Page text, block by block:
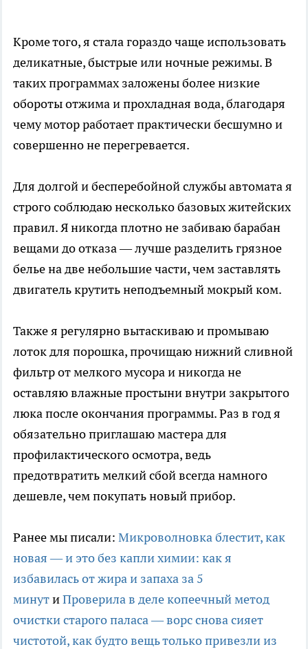
Кроме того, я стала гораздо чаще использовать
деликатные, быстрые или ночные режимы. В
таких программах заложены более низкие
обороты отжима и прохладная вода, благодаря
чему мотор работает практически бесшумно и
совершенно не перегревается.
Для долгой и бесперебойной службы автомата я
строго соблюдаю несколько базовых житейских
правил. Я никогда плотно не забиваю барабан
вещами до отказа — лучше разделить грязное
белье на две небольшие части, чем заставлять
двигатель крутить неподъемный мокрый ком.
Также я регулярно вытаскиваю и промываю
лоток для порошка, прочищаю нижний сливной
фильтр от мелкого мусора и никогда не
оставляю влажные простыни внутри закрытого
люка после окончания программы. Раз в год я
обязательно приглашаю мастера для
профилактического осмотра, ведь
предотвратить мелкий сбой всегда намного
дешевле, чем покупать новый прибор.
Ранее мы писали: Микроволновка блестит, как
новая — и это без капли химии: как я
избавилась от жира и запаха за 5
минутиПроверила в деле копеечный метод
очистки старого паласа — ворс снова сияет
чистотой, как будто вещь только привезли из